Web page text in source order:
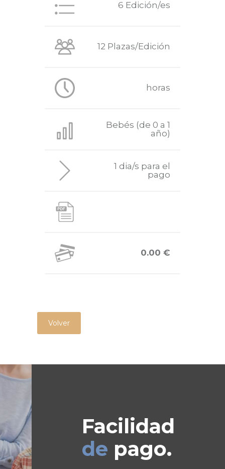
6 Edición/es
12 Plazas/Edición
horas
Bebés (de 0 a 1
año)
1 dia/s para el
pago
0.00 €
Volver
Facilidad
de pago.